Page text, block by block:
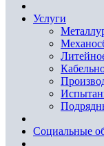
Услуги
Социальные